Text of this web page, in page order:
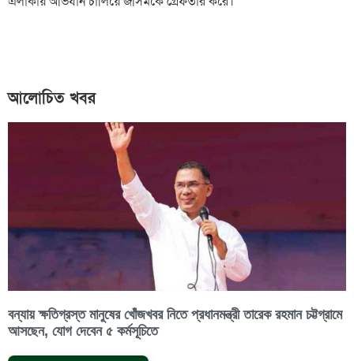
আলোচিত খবর
বন্যায় ক্ষতিগ্রস্ত মানুষের খোঁজখবর নিতে প্রধানমন্ত্রী তারেক রহমান চট্টগ্রামে
আসছেন, যোগ দেবেন ৫ কর্মসূচিতে